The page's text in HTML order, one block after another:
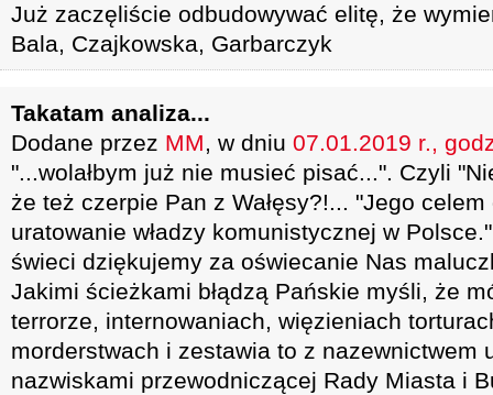
Już zaczęliście odbudowywać elitę, że
Bala, Czajkowska, Garbarczyk
Takatam analiza...
Dodane przez MM, w dniu 07.01.2019 r.,
"...wolałbym już nie musieć pisać...". Czyli
że też czerpie Pan z Wałęsy?!... "Jego celem
uratowanie władzy komunistycznej w
świeci dziękujemy za oświecanie Nas
Jakimi ścieżkami błądzą Pańskie myśli, że
terrorze, internowaniach, więzieniach
morderstwach i zestawia to z nazewnictwem
nazwiskami przewodniczącej Rady Miasta i